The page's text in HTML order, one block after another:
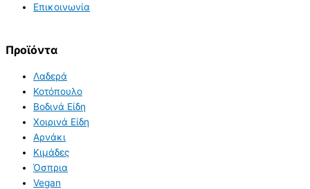
Επικοινωνία
Προϊόντα
Λαδερά
Κοτόπουλο
Βοδινά Είδη
Χοιρινά Είδη
Aρνάκι
Κιμάδες
Όσπρια
Vegan